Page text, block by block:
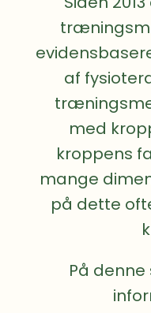
af
med
kroppens
mange
på dette
På